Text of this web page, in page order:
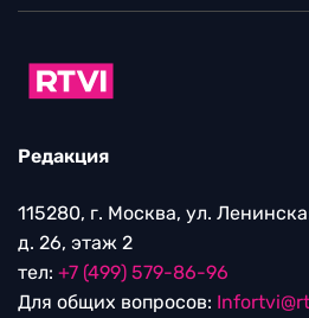
Редакция
115280, г. Москва, ул.
д. 26, этаж 2
тел: +7 (499) 579-86-96
Для общих вопросов: